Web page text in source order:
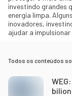
investindo grandes
energia limpa.
inovadores,
ajudar a
Todos os conteúdos